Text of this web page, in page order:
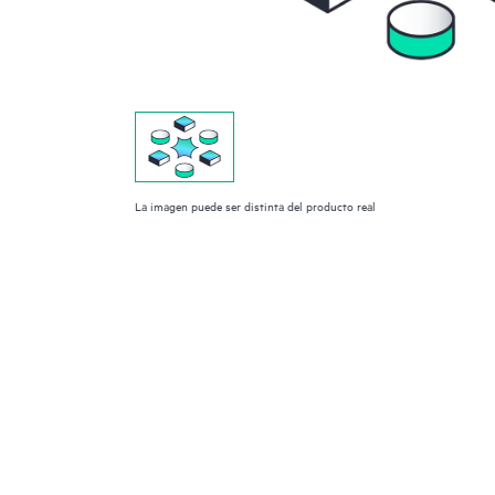
La imagen puede ser distinta del producto real